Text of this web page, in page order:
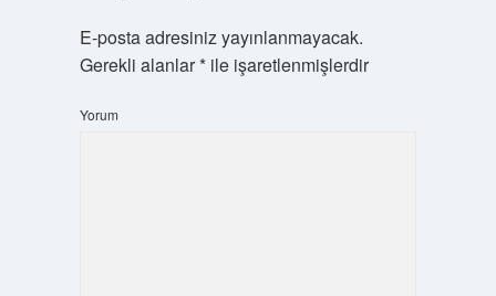
E-posta adresiniz yayınlanmayacak.
Gerekli alanlar*ile işaretlenmişlerdir
Yorum